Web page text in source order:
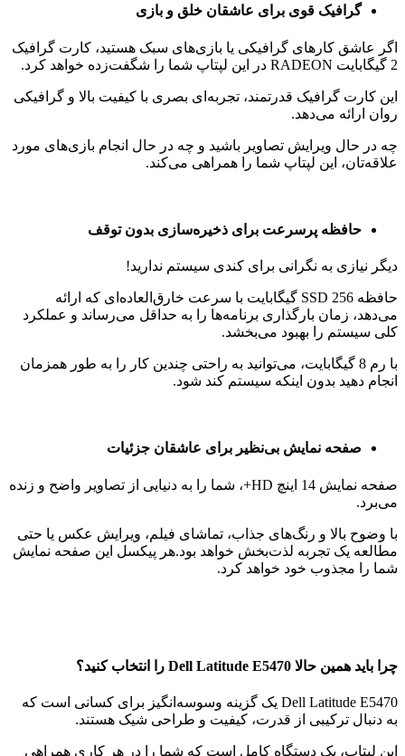
گرافیک قوی برای عاشقان خلق و بازی
اگر عاشق کارهای گرافیکی یا بازی‌های سبک هستید، کارت گرافیک
2 گیگابایت RADEON در این لپتاپ شما را شگفت‌زده خواهد کرد.
این کارت گرافیک قدرتمند، تجربه‌ای بصری با کیفیت بالا و گرافیکی
روان ارائه می‌دهد.
چه در حال ویرایش تصاویر باشید و چه در حال انجام بازی‌های مورد
علاقه‌تان، این لپتاپ شما را همراهی می‌کند.
حافظه پرسرعت برای ذخیره‌سازی بدون توقف
دیگر نیازی به نگرانی برای کندی سیستم ندارید!
حافظه SSD 256 گیگابایت با سرعت خارق‌العاده‌ای که ارائه
می‌دهد، زمان بارگذاری برنامه‌ها را به حداقل می‌رساند و عملکرد
کلی سیستم را بهبود می‌بخشد.
با رم 8 گیگابایت، می‌توانید به راحتی چندین کار را به طور همزمان
انجام دهید بدون اینکه سیستم کند شود.
صفحه نمایش بی‌نظیر برای عاشقان جزئیات
صفحه نمایش 14 اینچ HD+، شما را به دنیایی از تصاویر واضح و زنده
می‌برد.
با وضوح بالا و رنگ‌های جذاب، تماشای فیلم، ویرایش عکس یا حتی
مطالعه یک تجربه لذت‌بخش خواهد بود.هر پیکسل این صفحه نمایش
شما را مجذوب خود خواهد کرد.
چرا باید همین حالا Dell Latitude E5470 را انتخاب کنید؟
Dell Latitude E5470 یک گزینه وسوسه‌انگیز برای کسانی است که
به دنبال ترکیبی از قدرت، کیفیت و طراحی شیک هستند.
این لپتاپ، یک دستگاه کامل است که شما را در هر کاری همراهی